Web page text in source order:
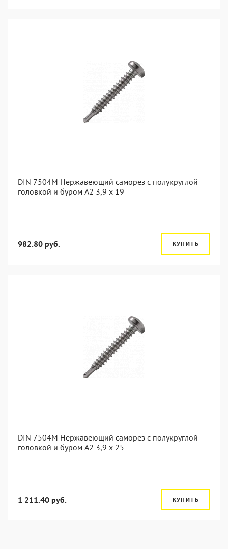
DIN 7504M Нержавеющий саморез с полукруглой
головкой и буром А2 3,9 x 19
982.80 руб. КУПИТЬ
DIN 7504M Нержавеющий саморез с полукруглой
головкой и буром А2 3,9 x 25
1 211.40 руб. КУПИТЬ